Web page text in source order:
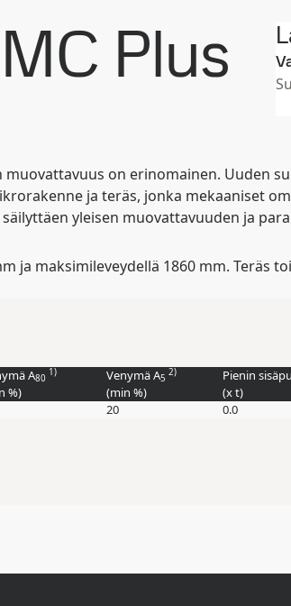
Plus
muovattavuus on erinomainen. Uuden
ja teräs, jonka mekaaniset
yleisen muovattavuuden ja
ja maksimileveydellä 1860 mm.
A80
1)
%)
Venymä A5
2)
(min %)
Pienin
(x t)
20 0.0